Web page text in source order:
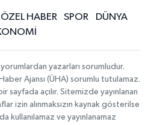
ÖZEL HABER SPOR
DÜNYA
yazarları sorumludur.
Ajansı (ÜHA) sorumlu tutulamaz.
sayfada açılır. Sitemizde yayınlanan
izin alınmaksızın kaynak gösterilse
kullanılamaz ve yayınlanamaz